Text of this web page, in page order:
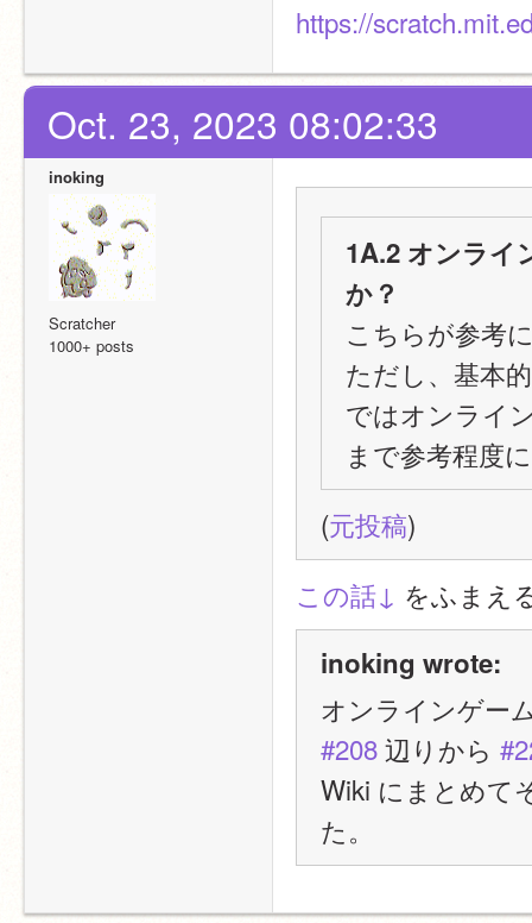
https://
Oct. 23, 2023 08:02:33
inoking
Scratcher
1000+ posts
1A.2 オンライ
か？
こちらが参考
ただし、基本
ではオンライ
まで参考程度
(元投稿)
この話↓ をふまえ
inoking wrote:
オンラインゲー
#208 辺りから
Wiki にまとめて
た。